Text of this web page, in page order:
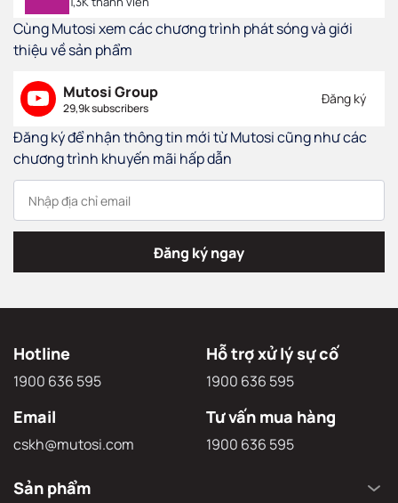
CỘNG ĐỒNG SỐNG KHỎE
Cùng Mutosi xem các chương trình phát sóng và giới
Mutosi Group
29,9k subscribers
Đăng ký để nhận thông tin mới từ Mutosi cũng như các
chương trình khuyến mãi hấp dẫn
Hotline
1900 636 595
Hỗ trợ xử lý sự cố
1900 636 595
Email